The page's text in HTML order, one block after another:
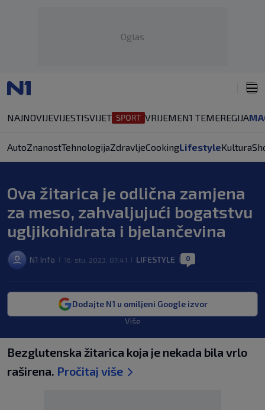
Oglas
NAJNOVIJEVIJESTISVIJET VRIJEMEN1 TEMEREGIJA
AutoZnanostTehnologijaZdravljeCookingLifestyleKultura
Ova žitarica je odlična zamjena
za meso, zahvaljujući bogatstvu
ugljikohidrata i bjelančevina
N1 Info 16. stu. 2023. 07:41 LIFESTYLE 0
Dodajte N1 u omiljeni Google izvor
Više
Bezglutenska žitarica koja je nekada bila vrlo
raširena. Pročitaj više